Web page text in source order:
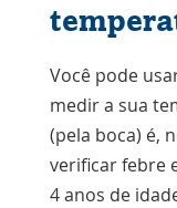
Você pode
medir a sua
(pela boca) é,
verificar febre
4 anos de